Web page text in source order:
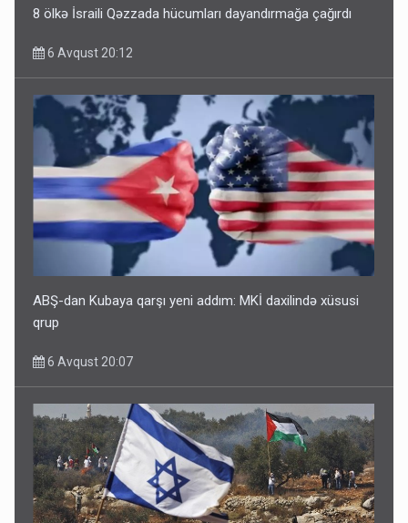
8 ölkə İsraili Qəzzada hücumları dayandırmağa çağırdı
6 Avqust 20:12
ABŞ-dan Kubaya qarşı yeni addım: MKİ daxilində xüsusi
qrup
6 Avqust 20:07